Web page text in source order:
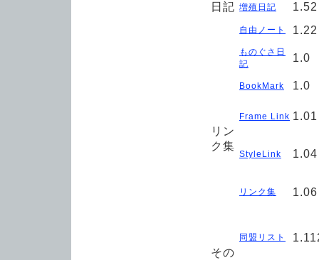
日記 増殖日記 1.52
自由ノート 1.22
ものぐさ日
記
1.0
リン
ク集
BookMark 1.0
Frame Link 1.01
StyleLink 1.04
リンク集 1.06
その
同盟リスト